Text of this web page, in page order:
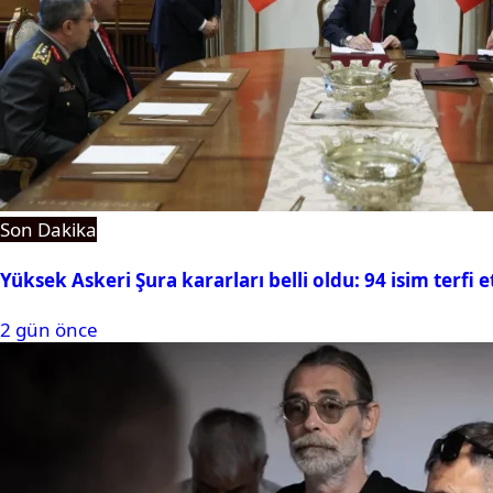
Son Dakika
Yüksek Askeri Şura kararları belli oldu: 94 isim terfi
2 gün önce